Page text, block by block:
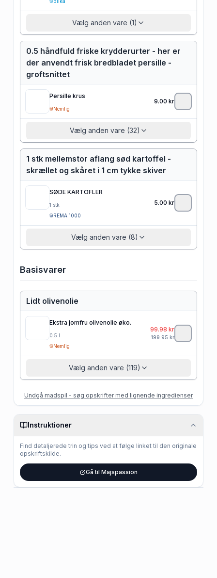
Vælg anden vare (1)
0.5 håndfuld friske krydderurter - her er
der anvendt frisk bredbladet persille -
groftsnittet
Persille krus
Nemlig
9.00 kr
Vælg anden vare (32)
1 stk mellemstor aflang sød kartoffel -
skrællet og skåret i 1 cm tykke skiver
SØDE KARTOFLER
1 stk
REMA 1000
5.00 kr
Vælg anden vare (8)
Basisvarer
Lidt olivenolie
Ekstra jomfru olivenolie øko.
0.5 l
Nemlig
99.98 kr
199.95kr
Vælg anden vare (119)
Undgå madspil - søg opskrifter med lignende ingredienser
Instruktioner
Find detaljerede trin og tips ved at følge linket til den originale
opskriftskilde.
Gå til Majspassion